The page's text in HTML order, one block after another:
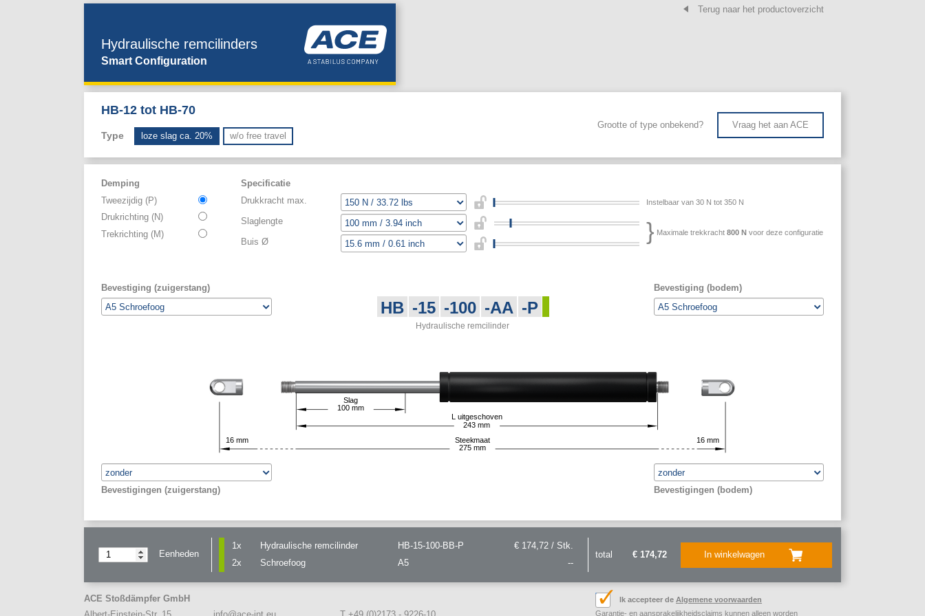
Hydraulische remcilinders
Smart Configuration
Terug naar het productoverzicht
HB-12 tot HB-70
Type loze slag ca. 20% w/o free travel
Grootte of type onbekend? Vraag het aan ACE
Demping
Tweezijdig (P)
Drukrichting (N)
Trekrichting (M)
Specificatie
Drukkracht max.
Slaglengte
Buis Ø
Instelbaar van 30 N tot 350 N
} Maximale trekkracht 800 N voor deze configuratie
Bevestiging (zuigerstang)
HB -15 -100 -AA -P
Hydraulische remcilinder
Bevestiging (bodem)
Slag
100 mm
L uitgeschoven
243 mm
Steekmaat
275 mm
16 mm 16 mm
Bevestigingen (zuigerstang) Bevestigingen (bodem)
Eenheden
1x Hydraulische remcilinder HB-15-100-BB-P
€ 174,72 / Stk.
2x
Schroefoog A5 --
total € 174,72 In winkelwagen
ACE Stoßdämpfer GmbH
Ik accepteer de Algemene voorwaarden
Garantie- en aansprakelijkheidsclaims kunnen alleen worden